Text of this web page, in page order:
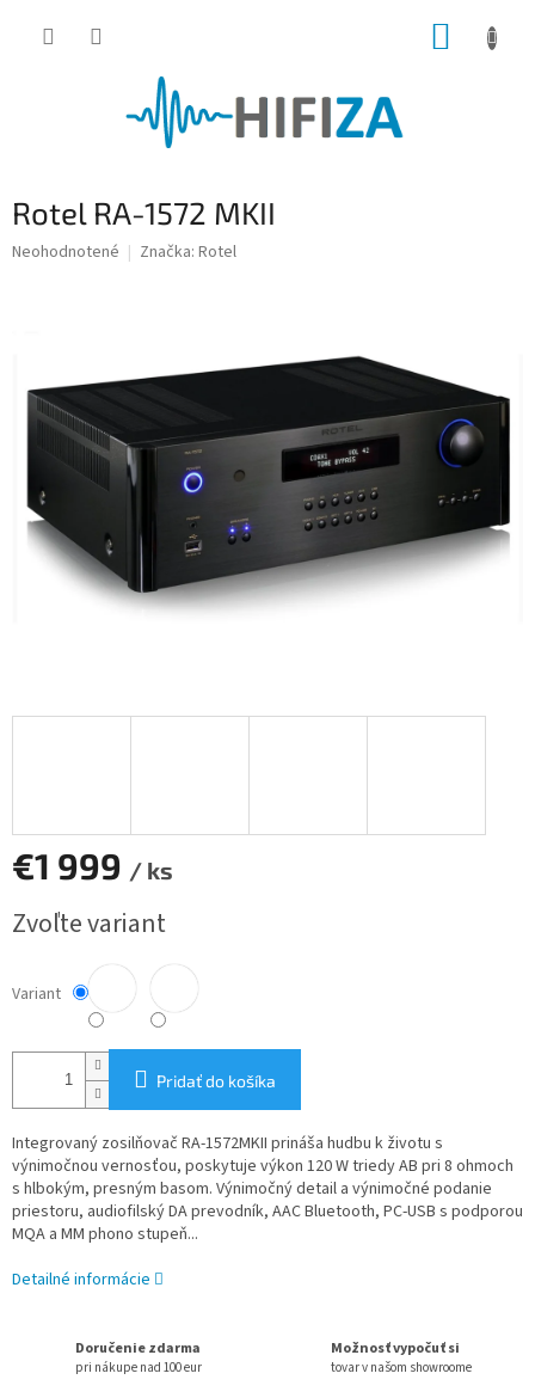
Rotel RA-1572 MKII
Priemerné
hviezdičiek.
Neohodnotené Značka: Rotel
€1 999 / ks
cena:
Zvoľte variant
Variant
Pridať do košíka
Integrovaný zosilňovač RA-1572MKII prináša hudbu k životu s
výnimočnou vernosťou, poskytuje výkon 120 W triedy AB pri 8 ohmoch
s hlbokým, presným basom. Výnimočný detail a výnimočné podanie
priestoru, audiofilský DA prevodník, AAC Bluetooth, PC-USB s podporou
MQA a MM phono stupeň...
Detailné informácie
Doručenie zdarma
pri nákupe nad 100 eur
Možnosť vypočuť si
tovar v našom showroome